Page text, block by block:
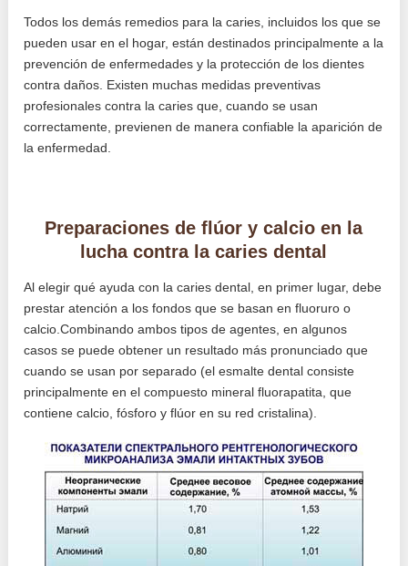
Todos los demás remedios para la caries, incluidos los que se
pueden usar en el hogar, están destinados principalmente a la
prevención de enfermedades y la protección de los dientes
contra daños. Existen muchas medidas preventivas
profesionales contra la caries que, cuando se usan
correctamente, previenen de manera confiable la aparición de
la enfermedad.
Preparaciones de flúor y calcio en la
lucha contra la caries dental
Al elegir qué ayuda con la caries dental, en primer lugar, debe
prestar atención a los fondos que se basan en fluoruro o
calcio.Combinando ambos tipos de agentes, en algunos
casos se puede obtener un resultado más pronunciado que
cuando se usan por separado (el esmalte dental consiste
principalmente en el compuesto mineral fluorapatita, que
contiene calcio, fósforo y flúor en su red cristalina).